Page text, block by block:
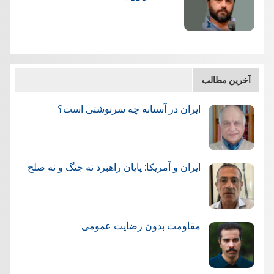
آخرین مطالب
ایران در آستانه چه سرنوشتی است؟
ایران و آمریکا: پایان راهبرد نه جنگ و نه صلح
مقاومت بدون رضایت عمومی